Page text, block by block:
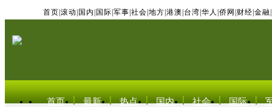
首页 滚动 国内 国际 军事 社会 地方 港澳 台湾 华人 侨网 财经 金融
首页 最新 热点 国内 社会 国际